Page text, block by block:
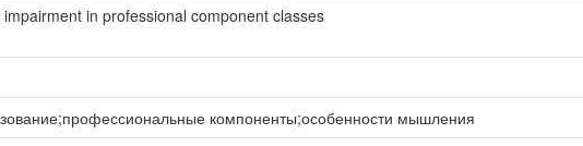
in professional component classes
компоненты;особенности мышления